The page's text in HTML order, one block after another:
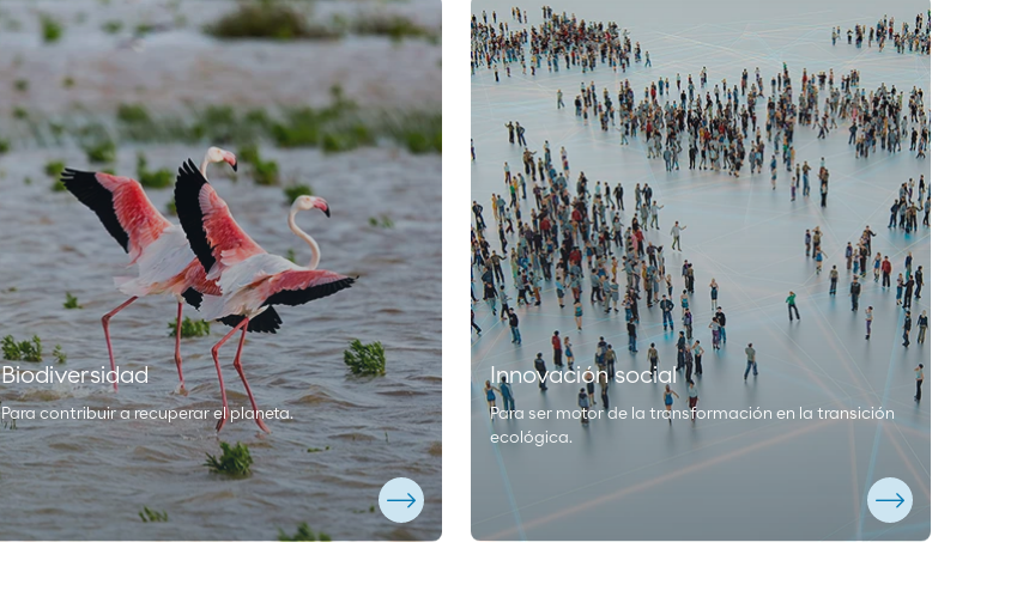
Biodiversidad
Para contribuir a recuperar el planeta.
Innovación social
Para ser motor de la transformación en la transición
ecológica.